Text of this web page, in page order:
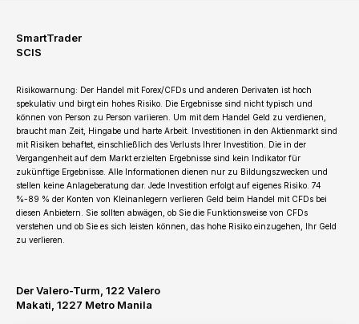
SmartTrader
SCIS
Risikowarnung: Der Handel mit Forex/CFDs und anderen Derivaten ist hoch
spekulativ und birgt ein hohes Risiko. Die Ergebnisse sind nicht typisch und
können von Person zu Person variieren. Um mit dem Handel Geld zu verdienen,
braucht man Zeit, Hingabe und harte Arbeit. Investitionen in den Aktienmarkt sind
mit Risiken behaftet, einschließlich des Verlusts Ihrer Investition. Die in der
Vergangenheit auf dem Markt erzielten Ergebnisse sind kein Indikator für
zukünftige Ergebnisse. Alle Informationen dienen nur zu Bildungszwecken und
stellen keine Anlageberatung dar. Jede Investition erfolgt auf eigenes Risiko. 74
%-89 % der Konten von Kleinanlegern verlieren Geld beim Handel mit CFDs bei
diesen Anbietern. Sie sollten abwägen, ob Sie die Funktionsweise von CFDs
verstehen und ob Sie es sich leisten können, das hohe Risiko einzugehen, Ihr Geld
zu verlieren.
Der Valero-Turm, 122 Valero
Makati, 1227 Metro Manila